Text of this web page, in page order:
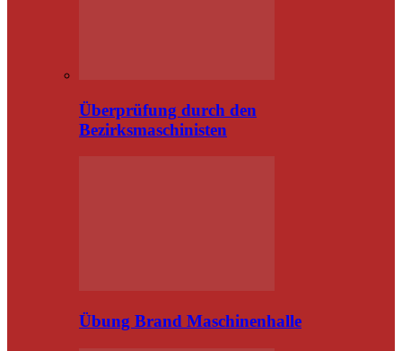
Überprüfung durch den
Bezirksmaschinisten
Übung Brand Maschinenhalle